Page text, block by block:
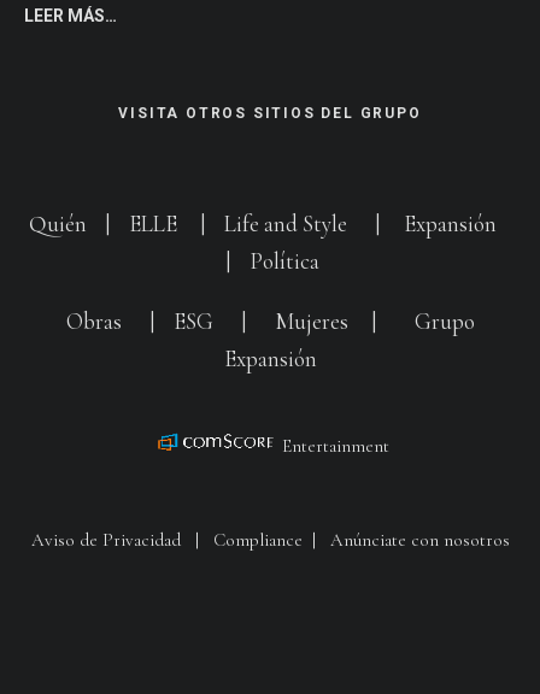
LEER MÁS…
VISITA OTROS SITIOS DEL GRUPO
Quién ELLE Life and Style
Expansión
Política
Obras ESG Mujeres
Grupo
Expansión
Entertainment
Aviso de Privacidad| Compliance Anúnciate con nosotros